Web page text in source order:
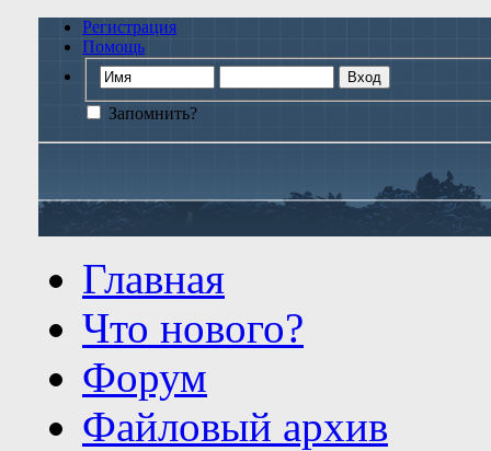
Регистрация
Помощь
Запомнить?
Главная
Что нового?
Форум
Файловый архив